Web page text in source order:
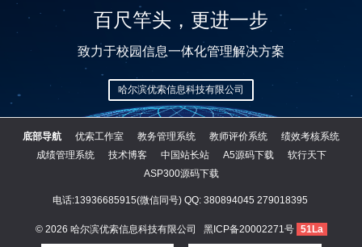
百尺竿头，更进一步
致力于校园信息一体化管理解决方案
哈尔滨优索信息科技有限公司
底部导航 优索工作室 教务管理系统 教师评价系统
绩效考核系统
成绩管理系统
技术博客 中国站长站 A5源码下载
软行天下
ASP300源码下载
电话:13936685915(微信同号) QQ: 380894045 279018395
© 2026 哈尔滨优索信息科技有限公司 黑ICP备20002271号 51La